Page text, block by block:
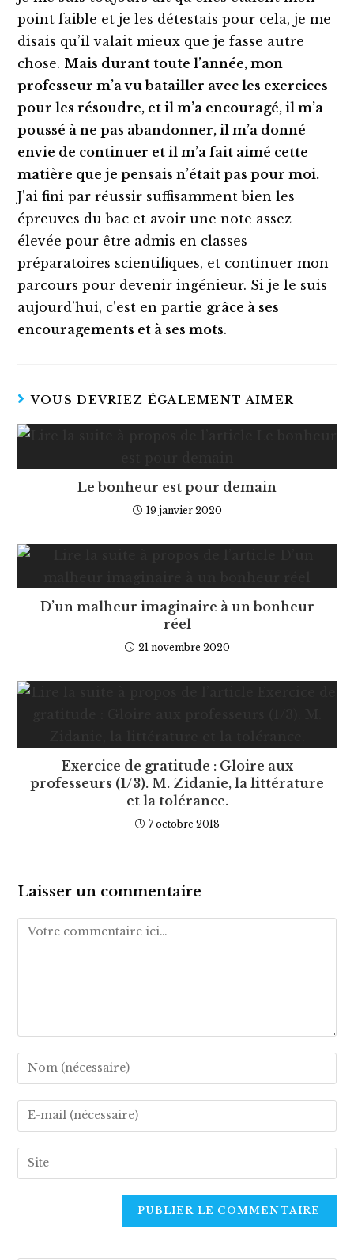
point faible et je les détestais pour cela, je me
disais qu’il valait mieux que je fasse autre
chose. Mais durant toute l’année, mon
professeur m’a vu batailler avec les exercices
pour les résoudre, et il m’a encouragé, il m’a
poussé à ne pas abandonner, il m’a donné
envie de continuer et il m’a fait aimé cette
matière que je pensais n’était pas pour moi.
J’ai fini par réussir suffisamment bien les
épreuves du bac et avoir une note assez
élevée pour être admis en classes
préparatoires scientifiques, et continuer mon
parcours pour devenir ingénieur. Si je le suis
aujourd’hui, c’est en partie grâce à ses
encouragements et à ses mots.
VOUS DEVRIEZ ÉGALEMENT AIMER
Le bonheur est pour demain
19 janvier 2020
D’un malheur imaginaire à un bonheur
réel
21 novembre 2020
Exercice de gratitude : Gloire aux
professeurs (1/3). M. Zidanie, la littérature
et la tolérance.
7 octobre 2018
Laisser un commentaire
Comment
Enter
your
name
or
to
comment
Enter
your
email
address
Enter
your